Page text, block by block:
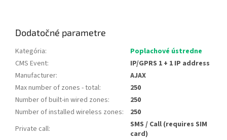
Dodatočné parametre
Kategória:
Poplachové ústredne
CMS Event:
IP/GPRS 1 + 1 IP address
Manufacturer:
AJAX
Max number of zones - total:
250
Number of built-in wired zones:
250
Number of installed wireless zones:
250
Private call:
SMS / Call (requires SIM
card)